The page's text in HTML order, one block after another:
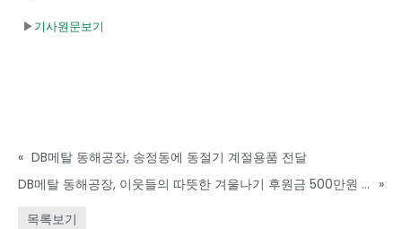
▶기사원문보기
« DB메탈 동해공장, 송정동에 동절기 계절용품 전달
DB메탈 동해공장, 이웃들의 따뜻한 겨울나기 후원금 500만원 기탁 »
목록보기